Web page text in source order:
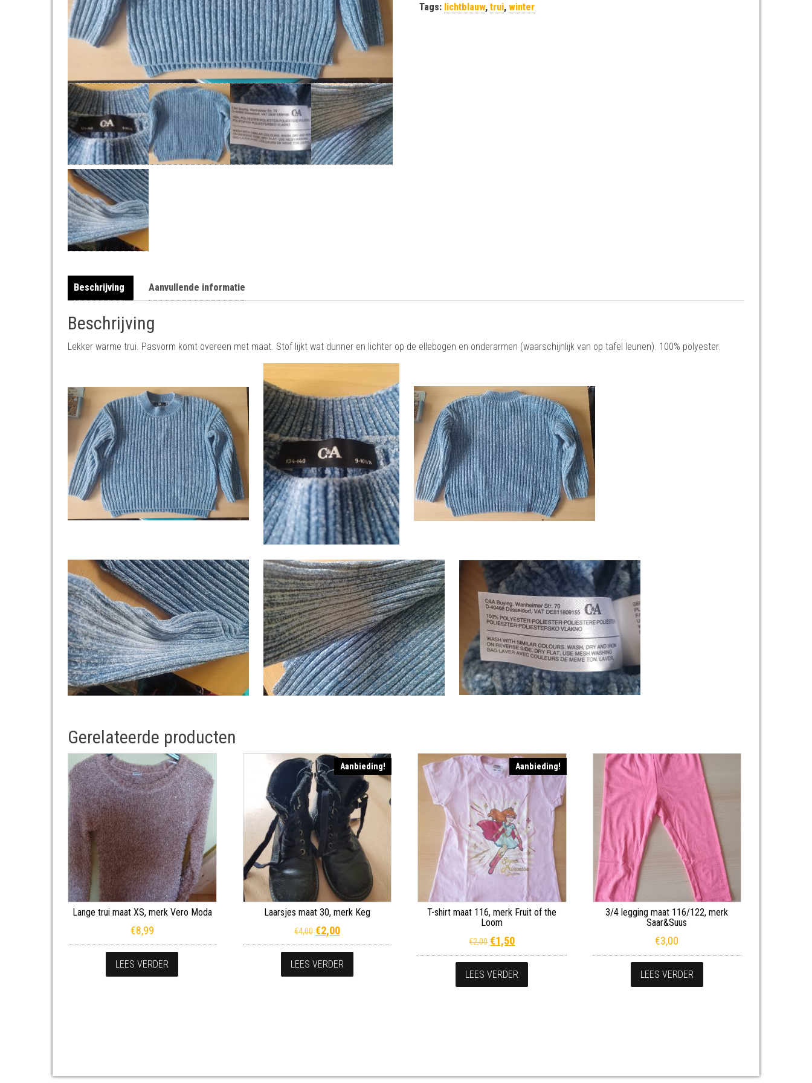
Tags: lichtblauw,trui,winter
Beschrijving Aanvullende informatie
Beschrijving
Lekker warme trui. Pasvorm komt overeen met maat. Stof lijkt wat dunner en lichter op de ellebogen en onderarmen (waarschijnlijk van op tafel leunen). 100% polyester.
Gerelateerde producten
Lange trui maat XS, merk Vero Moda
€8,99
LEES VERDER
Aanbieding!
Laarsjes maat 30, merk Keg
€4,00 Oorspronkelijke prijs was: €4,00.
€2,00Huidige prijs is: €2,00.
LEES VERDER
Aanbieding!
T-shirt maat 116, merk Fruit of the
Loom
€2,00 Oorspronkelijke prijs was: €2,00.
€1,50Huidige prijs is: €1,50.
LEES VERDER
3/4 legging maat 116/122, merk
Saar&Suus
€3,00
LEES VERDER